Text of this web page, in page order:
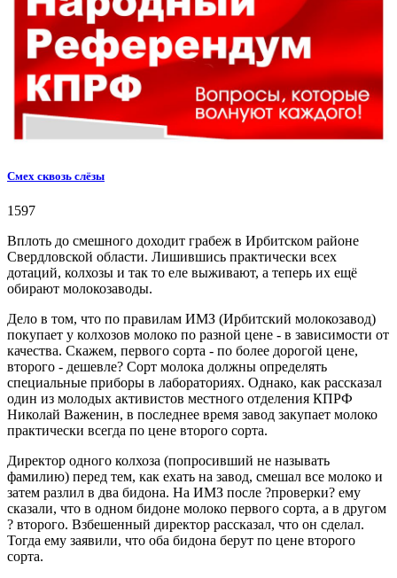
Смех сквозь слёзы
1597
Вплоть до смешного доходит грабеж в Ирбитском районе
Свердловской области. Лишившись практически всех
дотаций, колхозы и так то еле выживают, а теперь их ещё
обирают молокозаводы.
Дело в том, что по правилам ИМЗ (Ирбитский молокозавод)
покупает у колхозов молоко по разной цене - в зависимости от
качества. Скажем, первого сорта - по более дорогой цене,
второго - дешевле? Сорт молока должны определять
специальные приборы в лабораториях. Однако, как рассказал
один из молодых активистов местного отделения КПРФ
Николай Важенин, в последнее время завод закупает молоко
практически всегда по цене второго сорта.
Директор одного колхоза (попросивший не называть
фамилию) перед тем, как ехать на завод, смешал все молоко и
затем разлил в два бидона. На ИМЗ после ?проверки? ему
сказали, что в одном бидоне молоко первого сорта, а в другом
? второго. Взбешенный директор рассказал, что он сделал.
Тогда ему заявили, что оба бидона берут по цене второго
сорта.